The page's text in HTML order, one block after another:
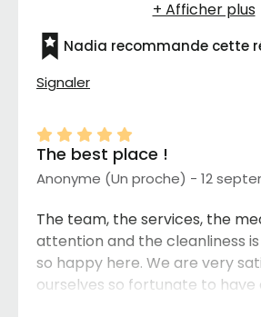
back to health, is happy, safe
are so blessed to have found
place. They are now our
love you all so much. ❤️
Nadia recommande cette
Signaler
The best place !
Anonyme (Un proche) - 12
The team, the services, the
attention and the cleanliness
so happy here. We are very
ourselves so fortunate to have